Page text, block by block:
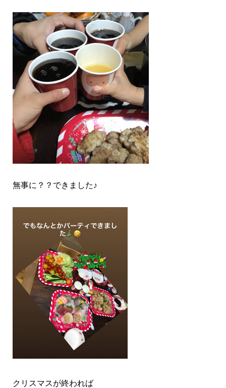
無事に？？できました♪
クリスマスが終われば